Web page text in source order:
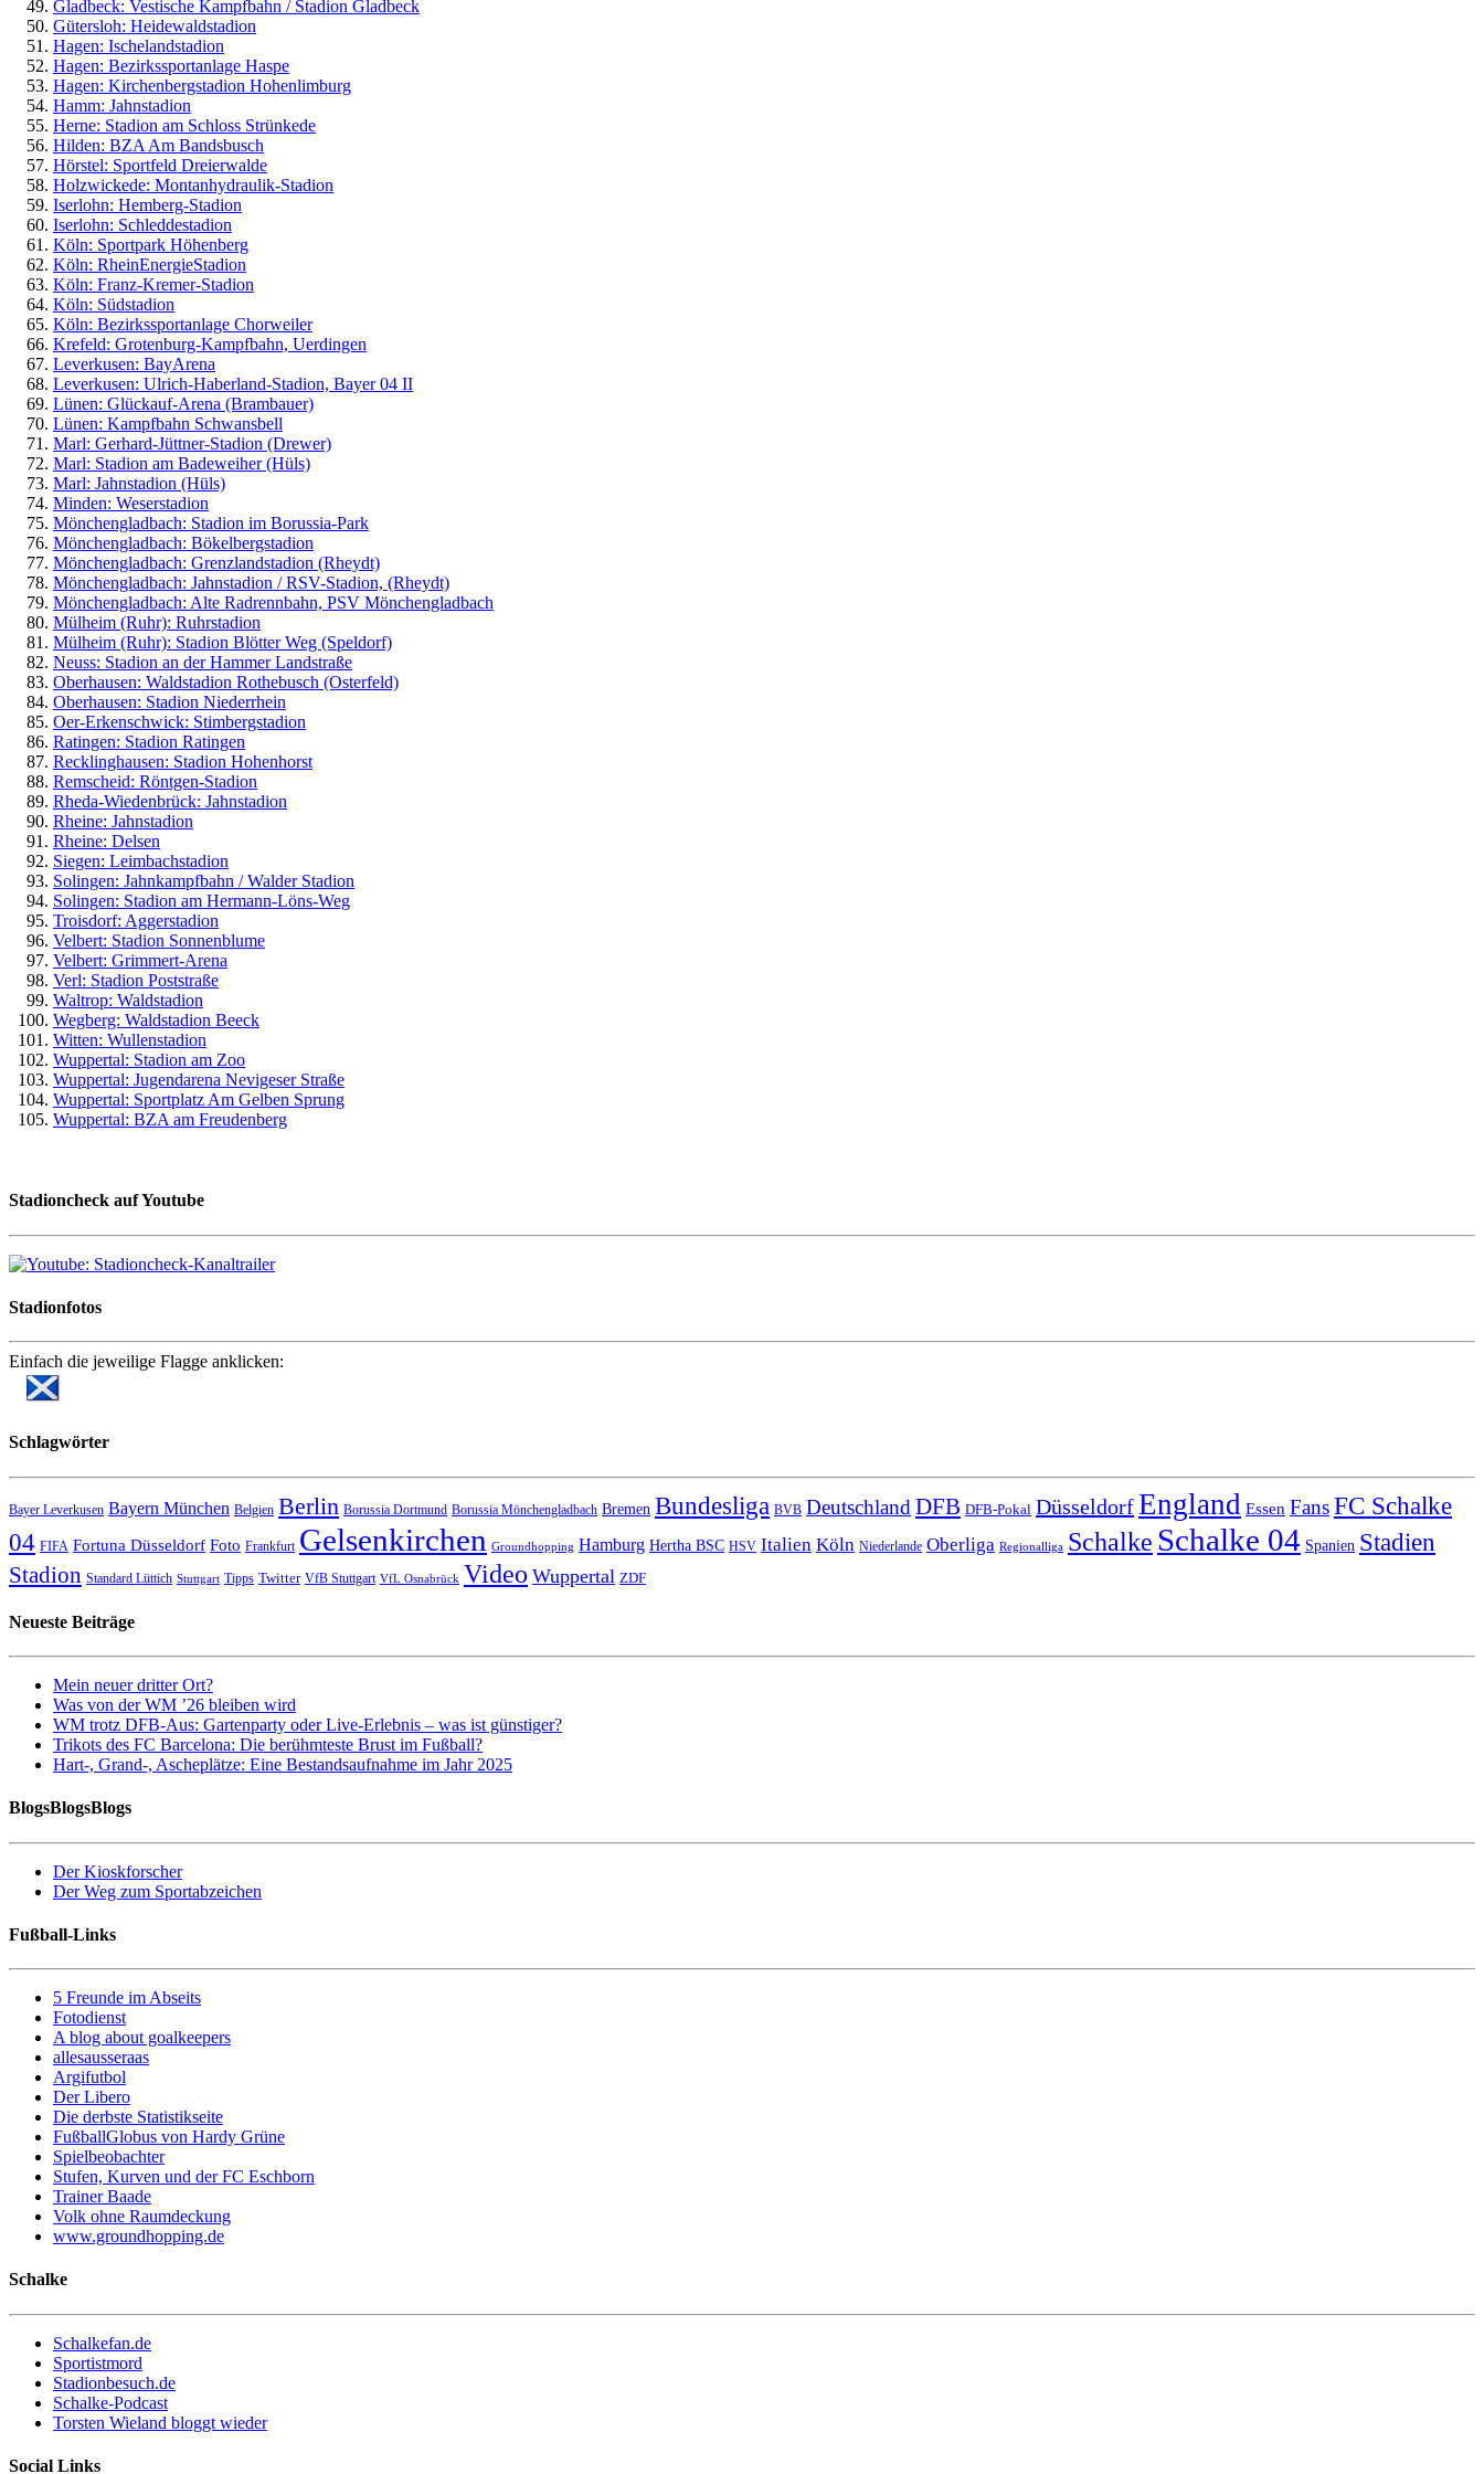
Gladbeck: Vestische Kampfbahn / Stadion Gladbeck
Gütersloh: Heidewaldstadion
Hagen: Ischelandstadion
Hagen: Bezirkssportanlage Haspe
Hagen: Kirchenbergstadion Hohenlimburg
Hamm: Jahnstadion
Herne: Stadion am Schloss Strünkede
Hilden: BZA Am Bandsbusch
Hörstel: Sportfeld Dreierwalde
Holzwickede: Montanhydraulik-Stadion
Iserlohn: Hemberg-Stadion
Iserlohn: Schleddestadion
Köln: Sportpark Höhenberg
Köln: RheinEnergieStadion
Köln: Franz-Kremer-Stadion
Köln: Südstadion
Köln: Bezirkssportanlage Chorweiler
Krefeld: Grotenburg-Kampfbahn, Uerdingen
Leverkusen: BayArena
Leverkusen: Ulrich-Haberland-Stadion, Bayer 04 II
Lünen: Glückauf-Arena (Brambauer)
Lünen: Kampfbahn Schwansbell
Marl: Gerhard-Jüttner-Stadion (Drewer)
Marl: Stadion am Badeweiher (Hüls)
Marl: Jahnstadion (Hüls)
Minden: Weserstadion
Mönchengladbach: Stadion im Borussia-Park
Mönchengladbach: Bökelbergstadion
Mönchengladbach: Grenzlandstadion (Rheydt)
Mönchengladbach: Jahnstadion / RSV-Stadion, (Rheydt)
Mönchengladbach: Alte Radrennbahn, PSV Mönchengladbach
Mülheim (Ruhr): Ruhrstadion
Mülheim (Ruhr): Stadion Blötter Weg (Speldorf)
Neuss: Stadion an der Hammer Landstraße
Oberhausen: Waldstadion Rothebusch (Osterfeld)
Oberhausen: Stadion Niederrhein
Oer-Erkenschwick: Stimbergstadion
Ratingen: Stadion Ratingen
Recklinghausen: Stadion Hohenhorst
Remscheid: Röntgen-Stadion
Rheda-Wiedenbrück: Jahnstadion
Rheine: Jahnstadion
Rheine: Delsen
Siegen: Leimbachstadion
Solingen: Jahnkampfbahn / Walder Stadion
Solingen: Stadion am Hermann-Löns-Weg
Troisdorf: Aggerstadion
Velbert: Stadion Sonnenblume
Velbert: Grimmert-Arena
Verl: Stadion Poststraße
Waltrop: Waldstadion
Wegberg: Waldstadion Beeck
Witten: Wullenstadion
Wuppertal: Stadion am Zoo
Wuppertal: Jugendarena Nevigeser Straße
Wuppertal: Sportplatz Am Gelben Sprung
Wuppertal: BZA am Freudenberg
Stadioncheck auf Youtube
Stadionfotos
Einfach die jeweilige Flagge anklicken:
Schlagwörter
Bayer Leverkusen Bayern München Belgien Berlin Borussia Dortmund Borussia Mönchengladbach Bremen Bundesliga BVB Deutschland DFB DFB-Pokal DüsseldorfEngland Essen FansFC Schalke
04 FIFA Fortuna Düsseldorf Foto Frankfurt Gelsenkirchen Groundhopping Hamburg Hertha BSC HSV Italien Köln Niederlande Oberliga Regionalliga Schalke Schalke 04 Spanien Stadien
Stadion Standard Lüttich Stuttgart Tipps Twitter VfB Stuttgart VfL Osnabrück Video Wuppertal ZDF
Neueste Beiträge
Mein neuer dritter Ort?
Was von der WM ’26 bleiben wird
WM trotz DFB-Aus: Gartenparty oder Live-Erlebnis – was ist günstiger?
Trikots des FC Barcelona: Die berühmteste Brust im Fußball?
Hart-, Grand-, Ascheplätze: Eine Bestandsaufnahme im Jahr 2025
BlogsBlogsBlogs
Der Kioskforscher
Der Weg zum Sportabzeichen
Fußball-Links
5 Freunde im Abseits
Fotodienst
A blog about goalkeepers
allesausseraas
Argifutbol
Der Libero
Die derbste Statistikseite
FußballGlobus von Hardy Grüne
Spielbeobachter
Stufen, Kurven und der FC Eschborn
Trainer Baade
Volk ohne Raumdeckung
www.groundhopping.de
Schalke
Schalkefan.de
Sportistmord
Stadionbesuch.de
Schalke-Podcast
Torsten Wieland bloggt wieder
Social Links